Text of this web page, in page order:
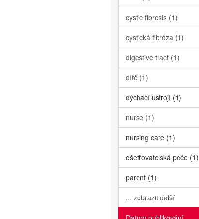
cystic fibrosis (1)
cystická fibróza (1)
digestive tract (1)
dítě (1)
dýchací ústrojí (1)
nurse (1)
nursing care (1)
ošetřovatelská péče (1)
parent (1)
... zobrazit další